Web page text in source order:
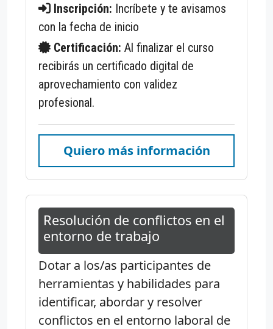
Inscripción: Incríbete y te avisamos
con la fecha de inicio
Certificación: Al finalizar el curso
recibirás un certificado digital de
aprovechamiento con validez
profesional.
Quiero más información
Resolución de conflictos en el
entorno de trabajo
Dotar a los/as participantes de
herramientas y habilidades para
identificar, abordar y resolver
conflictos en el entorno laboral de